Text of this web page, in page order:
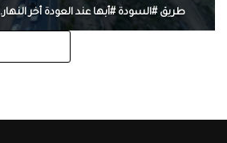
طريق #السودة #أبها عند العودة أخر النهار.